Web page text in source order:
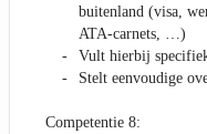
buitenland (visa,
ATA-carnets, …)
Vult hierbij
Stelt eenvoudige
Competentie 8: